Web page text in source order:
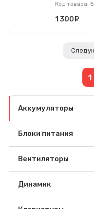
Код товара:
1 300
1
Аккумуляторы
Блоки питания
Вентиляторы
Динамик